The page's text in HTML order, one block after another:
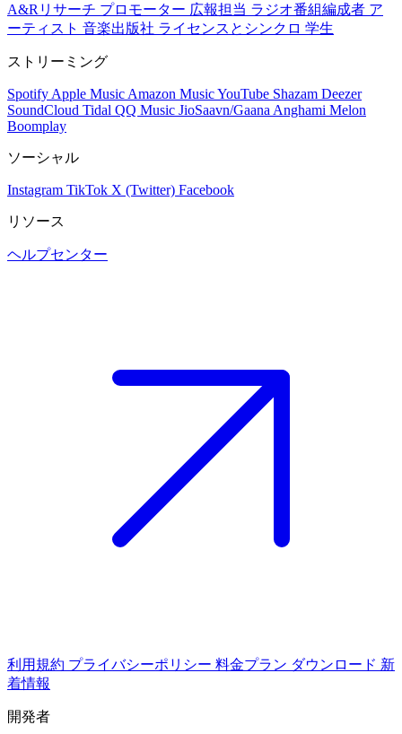
A&Rリサーチ プロモーター 広報担当 ラジオ番組編成者 ア
ーティスト 音楽出版社 ライセンスとシンクロ 学生
ストリーミング
Spotify Apple Music Amazon MusicYouTube Shazam Deezer
SoundCloud Tidal QQ Music JioSaavn/Gaana Anghami Melon
Boomplay
ソーシャル
Instagram TikTok X (Twitter) Facebook
リソース
ヘルプセンター
利用規約 プライバシーポリシー 料金プラン ダウンロード 新
着情報
開発者